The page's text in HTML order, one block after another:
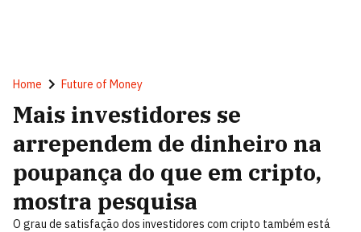
Home Future of Money
Mais investidores se
arrependem de dinheiro na
poupança do que em cripto,
mostra pesquisa
O grau de satisfação dos investidores com cripto também está